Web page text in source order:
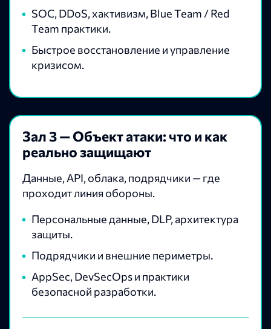
SOC, DDoS, хактивизм, Blue Team / Red
Team практики.
Быстрое восстановление и управление
кризисом.
Зал 3 — Объект атаки: что и как
реально защищают
Данные, API, облака, подрядчики — где
проходит линия обороны.
Персональные данные, DLP, архитектура
защиты.
Подрядчики и внешние периметры.
AppSec, DevSecOps и практики
безопасной разработки.